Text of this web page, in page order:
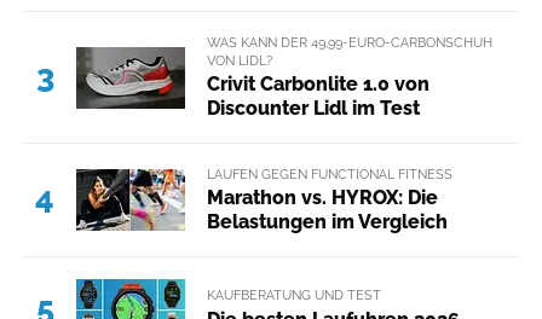
3
WAS KANN DER 49,99-EURO-CARBONSCHUH
VON LIDL?
Crivit Carbonlite 1.0 von
Discounter Lidl im Test
4
LAUFEN GEGEN FUNCTIONAL FITNESS
Marathon vs. HYROX: Die
Belastungen im Vergleich
5 KAUFBERATUNG UND TEST